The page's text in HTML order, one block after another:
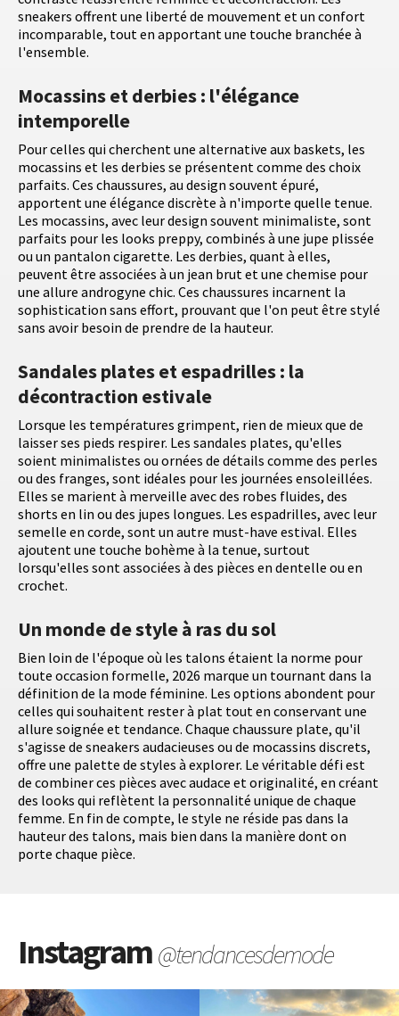
sneakers offrent une liberté de mouvement et un confort
incomparable, tout en apportant une touche branchée à
l'ensemble.
Mocassins et derbies : l'élégance
intemporelle
Pour celles qui cherchent une alternative aux baskets, les
mocassins et les derbies se présentent comme des choix
parfaits. Ces chaussures, au design souvent épuré,
apportent une élégance discrète à n'importe quelle tenue.
Les mocassins, avec leur design souvent minimaliste, sont
parfaits pour les looks preppy, combinés à une jupe plissée
ou un pantalon cigarette. Les derbies, quant à elles,
peuvent être associées à un jean brut et une chemise pour
une allure androgyne chic. Ces chaussures incarnent la
sophistication sans effort, prouvant que l'on peut être stylé
sans avoir besoin de prendre de la hauteur.
Sandales plates et espadrilles : la
décontraction estivale
Lorsque les températures grimpent, rien de mieux que de
laisser ses pieds respirer. Les sandales plates, qu'elles
soient minimalistes ou ornées de détails comme des perles
ou des franges, sont idéales pour les journées ensoleillées.
Elles se marient à merveille avec des robes fluides, des
shorts en lin ou des jupes longues. Les espadrilles, avec leur
semelle en corde, sont un autre must-have estival. Elles
ajoutent une touche bohème à la tenue, surtout
lorsqu'elles sont associées à des pièces en dentelle ou en
crochet.
Un monde de style à ras du sol
Bien loin de l'époque où les talons étaient la norme pour
toute occasion formelle, 2026 marque un tournant dans la
définition de la mode féminine. Les options abondent pour
celles qui souhaitent rester à plat tout en conservant une
allure soignée et tendance. Chaque chaussure plate, qu'il
s'agisse de sneakers audacieuses ou de mocassins discrets,
offre une palette de styles à explorer. Le véritable défi est
de combiner ces pièces avec audace et originalité, en créant
des looks qui reflètent la personnalité unique de chaque
femme. En fin de compte, le style ne réside pas dans la
hauteur des talons, mais bien dans la manière dont on
porte chaque pièce.
Instagram@tendancesdemode